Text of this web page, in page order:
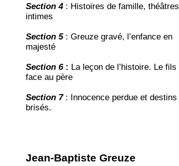
Section 4 : Histoires de famille, théâtres
intimes
Section 5 : Greuze gravé, l’enfance en
majesté
Section 6 : La leçon de l’histoire. Le fils
face au père
Section 7 : Innocence perdue et destins
brisés.
​Jean-Baptiste Greuze